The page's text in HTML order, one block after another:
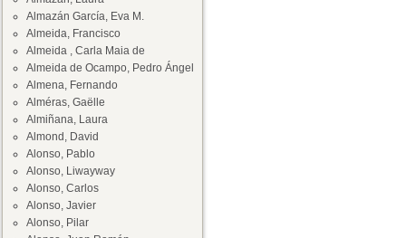
Almazán García, Eva M.
Almeida, Francisco
Almeida , Carla Maia de
Almeida de Ocampo, Pedro Ángel
Almena, Fernando
Alméras, Gaëlle
Almiñana, Laura
Almond, David
Alonso, Pablo
Alonso, Liwayway
Alonso, Carlos
Alonso, Javier
Alonso, Pilar